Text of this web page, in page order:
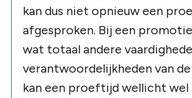
kan dus niet opnieuw een
afgesproken. Bij een
wat totaal andere
verantwoordelijkheden van
kan een proeftijd wellicht wel